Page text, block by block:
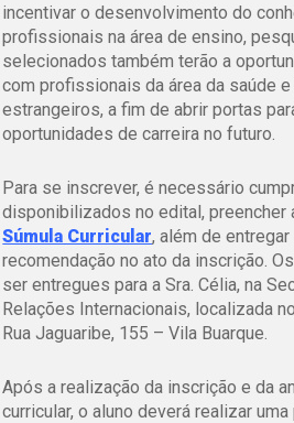
incentivar o desenvolvimento do
profissionais na área de ensino,
selecionados também terão a
com profissionais da área da saúde
estrangeiros, a fim de abrir portas
oportunidades de carreira no futuro.
Para se inscrever, é necessário
disponibilizados no edital, preencher
Súmula Curricular, além de
recomendação no ato da inscrição.
ser entregues para a Sra. Célia, na
Relações Internacionais, localizada
Rua Jaguaribe, 155 – Vila Buarque.
Após a realização da inscrição e da
curricular, o aluno deverá realizar